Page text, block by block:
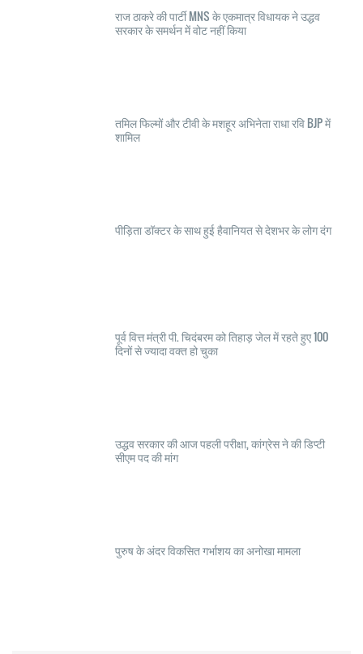
राज ठाकरे की पार्टी MNS के एकमात्र विधायक ने उद्धव
सरकार के समर्थन में वोट नहीं किया
तमिल फिल्मों और टीवी के मशहूर अभिनेता राधा रवि BJP में
शामिल
पीड़िता डॉक्टर के साथ हुई हैवानियत से देशभर के लोग दंग
पूर्व वित्त मंत्री पी. चिदंबरम को तिहाड़ जेल में रहते हुए 100
दिनों से ज्यादा वक्त हो चुका
उद्धव सरकार की आज पहली परीक्षा, कांग्रेस ने की डिप्टी
सीएम पद की मांग
पुरुष के अंदर विकसित गर्भाशय का अनोखा मामला